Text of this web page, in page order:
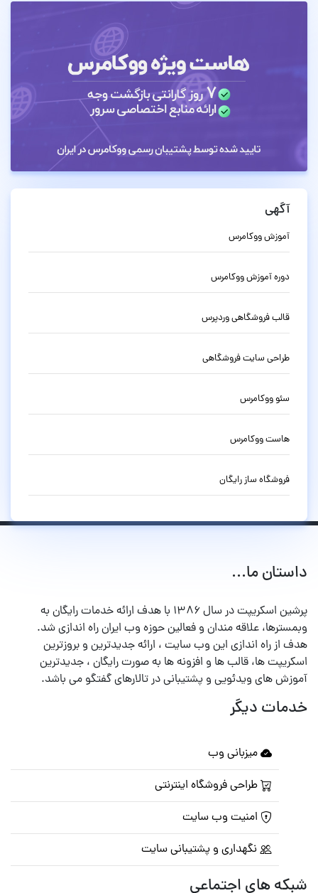
آگهی
آموزش ووکامرس
دوره آموزش ووکامرس
قالب فروشگاهی وردپرس
طراحی سایت فروشگاهی
سئو ووکامرس
هاست ووکامرس
فروشگاه ساز رایگان
داستان ما...
پرشین اسکریپت در سال ۱۳۸۶ با هدف ارائه خدمات رایگان به
وبمسترها، علاقه مندان و فعالین حوزه وب ایران راه اندازی شد.
هدف از راه اندازی این وب سایت ، ارائه جدیدترین و بروزترین
اسکریپت ها، قالب ها و افزونه ها به صورت رایگان ، جدیدترین
آموزش های ویدئویی و پشتیبانی در تالارهای گفتگو می باشد.
خدمات دیگر
میزبانی وب
طراحی فروشگاه اینترنتی
امنیت وب سایت
نگهداری و پشتیبانی سایت
شبکه های اجتماعی